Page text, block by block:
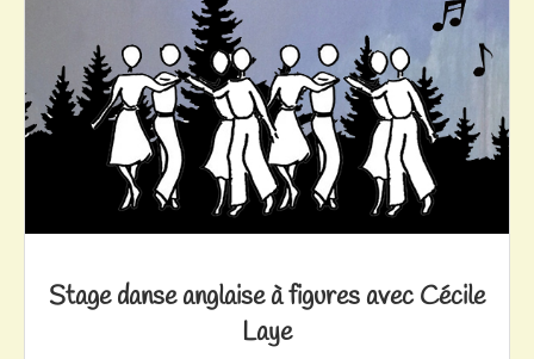
Stage danse anglaise à figures avec Cécile
Laye